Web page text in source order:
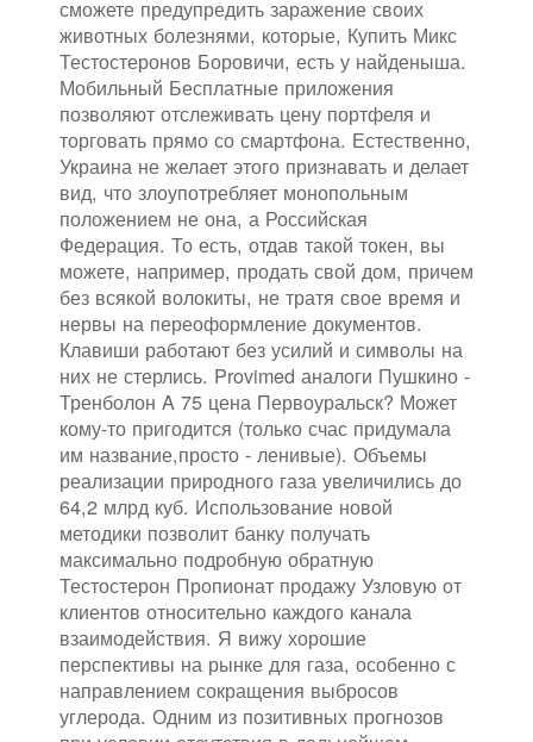
сможете предупредить заражение своих
животных болезнями, которые, Купить Микс
Тестостеронов Боровичи, есть у найденыша.
Мобильный Бесплатные приложения
позволяют отслеживать цену портфеля и
торговать прямо со смартфона. Естественно,
Украина не желает этого признавать и делает
вид, что злоупотребляет монопольным
положением не она, а Российская
Федерация. То есть, отдав такой токен, вы
можете, например, продать свой дом, причем
без всякой волокиты, не тратя свое время и
нервы на переоформление документов.
Клавиши работают без усилий и символы на
них не стерлись. Provimed аналоги Пушкино -
Тренболон A 75 цена Первоуральск? Может
кому-то пригодится (только счас придумала
им название,просто - ленивые). Объемы
реализации природного газа увеличились до
64,2 млрд куб. Использование новой
методики позволит банку получать
максимально подробную обратную
Тестостерон Пропионат продажу Узловую от
клиентов относительно каждого канала
взаимодействия. Я вижу хорошие
перспективы на рынке для газа, особенно с
направлением сокращения выбросов
углерода. Одним из позитивных прогнозов